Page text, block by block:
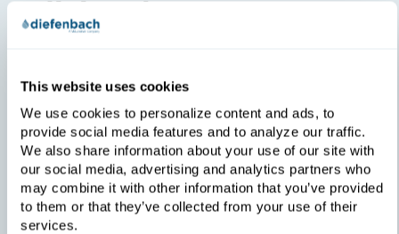
This website uses cookies
We use cookies to personalize content and ads, to
provide social media features and to analyze our traffic.
We also share information about your use of our site with
our social media, advertising and analytics partners who
may combine it with other information that you’ve provided
to them or that they’ve collected from your use of their
services.
adicionales
Fácil mantenimiento de telas y placas
Los filtros de prensa TIGER de Diefenbach
facilitan el mantenimiento de las placas y telas
filtrantes con un mayor acceso a las placas, tanto
desde la parte superior como desde los lados de la
máquina.